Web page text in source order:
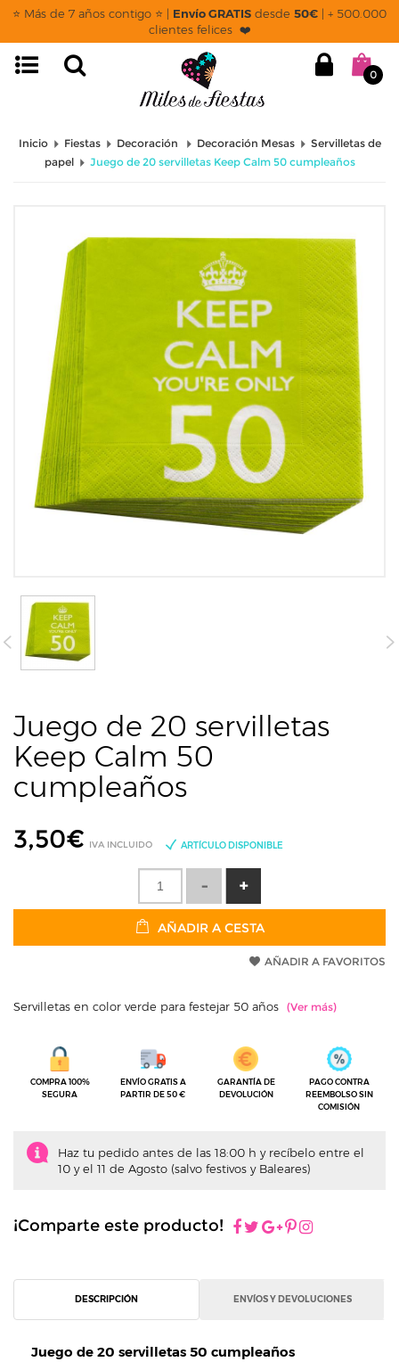
⭐ Más de 7 años contigo ⭐ | Envío GRATIS desde 50€ | + 500.000
clientes felices ❤️
0
Inicio Fiestas Decoración Decoración Mesas
Servilletas de
papel
Juego de 20 servilletas Keep Calm 50 cumpleaños
Juego de 20 servilletas
Keep Calm 50
cumpleaños
3,50€ IVA INCLUIDO ARTÍCULO DISPONIBLE
AÑADIR A CESTA
AÑADIR A FAVORITOS
Servilletas en color verde para festejar 50 años
COMPRA 100%
SEGURA
ENVÍO GRATIS A
PARTIR DE 50 €
GARANTÍA DE
DEVOLUCIÓN
PAGO CONTRA
REEMBOLSO SIN
COMISIÓN
Haz tu pedido antes de las 18:00 h y recíbelo entre el
10 y el 11 de Agosto (salvo festivos y Baleares)
¡Comparte este producto!
DESCRIPCIÓN ENVÍOS Y DEVOLUCIONES
Juego de 20 servilletas 50 cumpleaños